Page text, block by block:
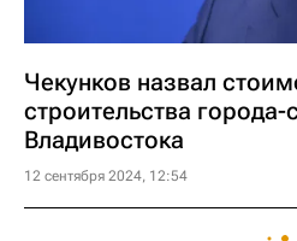
Чекунков назвал
строительства города-
Владивостока
12 сентября 2024, 12:54